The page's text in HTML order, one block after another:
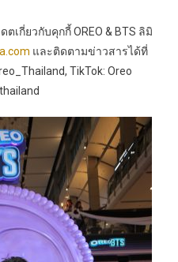
เกี่ยวกับคุกกี้ OREO & BTS ลิมิ
และติดตามข่าวสารได้ที่
TikTok: Oreo